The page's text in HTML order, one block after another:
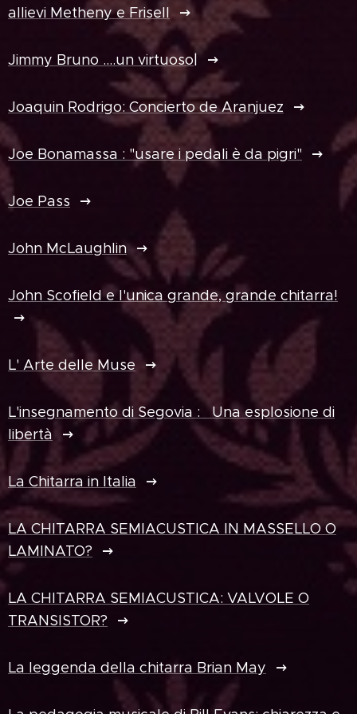
allievi Metheny e Frisell
Jimmy Bruno ....un virtuoso|
Joaquin Rodrigo: Concierto de Aranjuez
Joe Bonamassa : "usare i pedali è da pigri"
Joe Pass
John McLaughlin
John Scofield e l'unica grande, grande chitarra!
L' Arte delle Muse
L'insegnamento di Segovia : Una esplosione di
libertà
La Chitarra in Italia
LA CHITARRA SEMIACUSTICA IN MASSELLO O
LAMINATO?
LA CHITARRA SEMIACUSTICA: VALVOLE O
TRANSISTOR?
La leggenda della chitarra Brian May